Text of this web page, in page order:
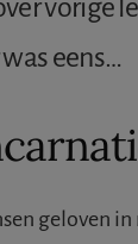
vorige
eens…
geloven